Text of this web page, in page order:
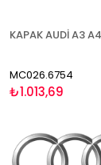
MC026.6754
₺1.013,69